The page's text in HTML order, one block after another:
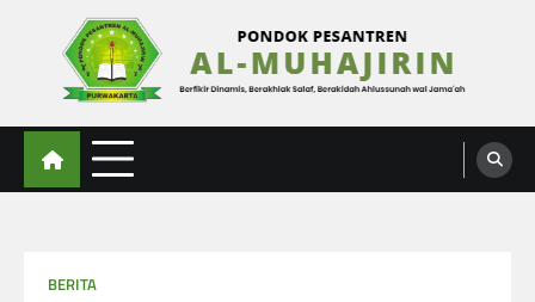
Al-Muhajirin
Berpikir Dinamis – Berakhlak Salaf – Berakidah Ahlussunah wal Jamaah
BERITA